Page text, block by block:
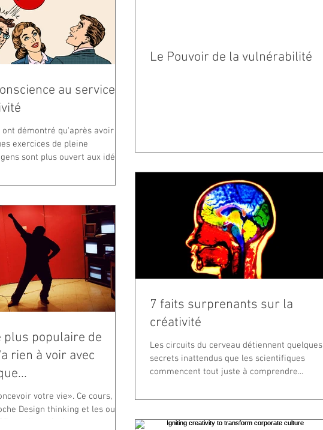
au service
ont démontré qu'après avoir
exercices de pleine
sont plus ouvert aux idées
Le Pouvoir de la vulnérabilité
plus populaire de
rien à voir avec
votre vie». Ce cours,
Design thinking et les outils
l'avenir de...
7 faits surprenants sur la
créativité
Les circuits du cerveau détiennent quelques
secrets inattendus que les scientifiques
commencent tout juste à comprendre...